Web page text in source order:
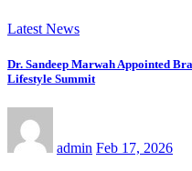
Latest News
Dr. Sandeep Marwah Appointed
Lifestyle Summit
admin Feb 17, 2026